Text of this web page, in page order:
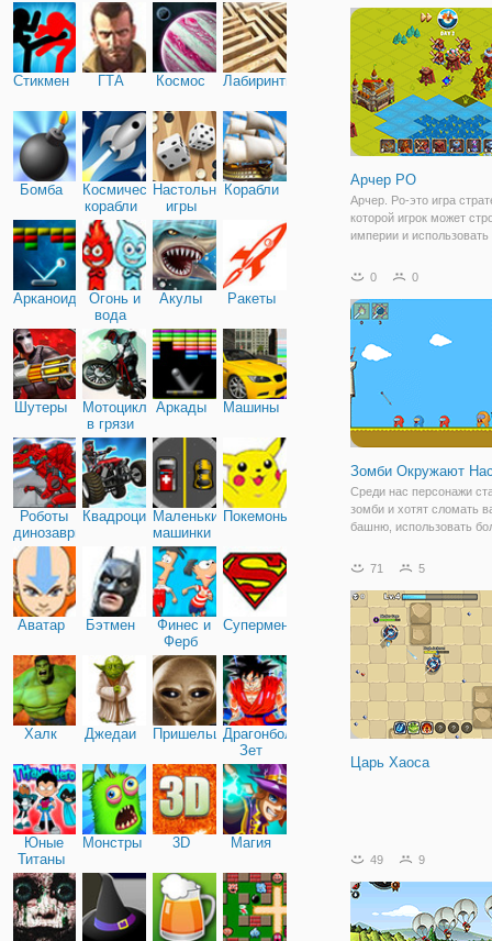
Стикмен ГТА Космос Лабиринты
Бомба
Космические
корабли
Настольные
игры
Корабли
Арканоид
Огонь и
вода
Акулы Ракеты
Шутеры
Мотоциклы
в грязи
Аркады Машины
Роботы
динозавры
КвадроциклыМаленькие
машинки
Покемоны
Аватар Бэтмен
Финес и
Ферб
Супермен
Халк Джедаи ПришельцыДрагонболл
Зет
Юные
Титаны
Монстры 3D Магия
запасом стрел. Это
Арчер РО
Арчер. Ро-это игра
которой игрок может
империи и использовать
против бесконечных
уровни - несколько
модернизация
0 0
Зомби Окружают
Среди нас персонажи
зомби и хотят сломать
башню, использовать
держать оборону. Вы
дополнительного
горящие стрелы.
71 5
Царь Хаоса
49 9